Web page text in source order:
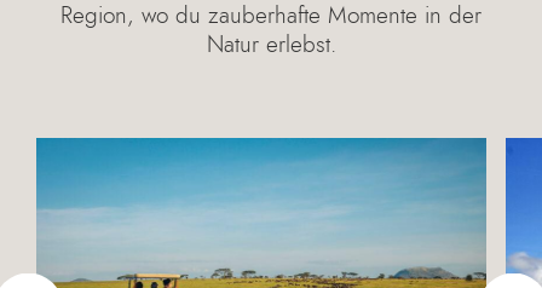
Region, wo du zauberhafte Momente in der
Natur erlebst.